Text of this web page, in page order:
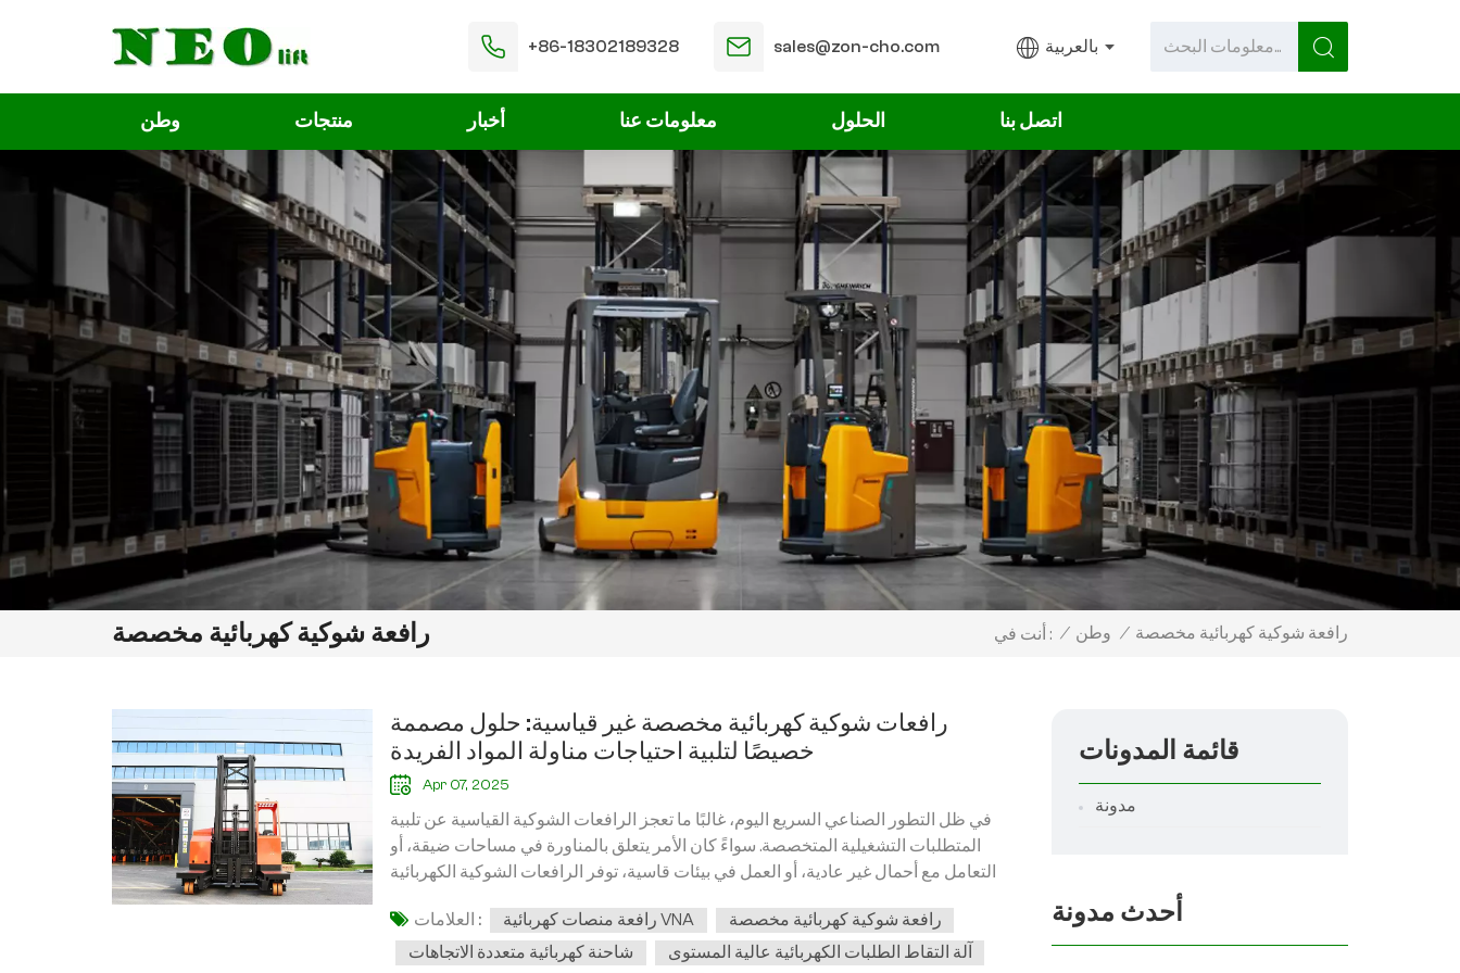
+86-18302189328 sales@zon-cho.com بالعربية
وطن منتجات أخبار معلومات عنا الحلول اتصل بنا
رافعة شوكية كهربائية مخصصة أنت في : / وطن / رافعة شوكية كهربائية مخصصة
رافعات شوكية كهربائية مخصصة غير قياسية: حلول مصممة
خصيصًا لتلبية احتياجات مناولة المواد الفريدة
Apr 07, 2025
في ظل التطور الصناعي السريع اليوم، غالبًا ما تعجز الرافعات الشوكية القياسية عن تلبية
المتطلبات التشغيلية المتخصصة. سواءً كان الأمر يتعلق بالمناورة في مساحات ضيقة، أو
التعامل مع أحمال غير عادية، أو العمل في بيئات قاسية، توفر الرافعات الشوكية الكهربائية
الفريدة.يستكشف هذا المدونة الفوائد والتطبيقات والاعتبارات الرئيسية عند اختيار حل
الرافعة الشوكية الكهربائية المخصصة.لماذا تختار الرافعة الشوكية الكهربائية المخصصة؟
العلامات : رافعة منصات كهربائية VNA
رافعة شوكية كهربائية مخصصة
شاحنة كهربائية متعددة الاتجاهات
آلة التقاط الطلبات الكهربائية عالية المستوى
قائمة المدونات
مدونة
أحدث مدونة